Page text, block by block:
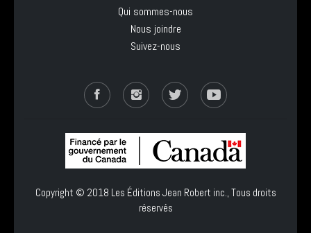
Qui sommes-nous
Nous joindre
Suivez-nous
Copyright © 2018 Les Éditions Jean Robert inc., Tous droits
réservés